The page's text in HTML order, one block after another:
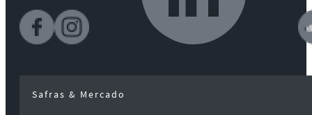
Safras & Mercado